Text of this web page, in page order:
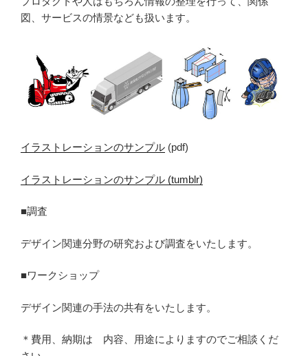
図、サービスの情景なども扱います。
イラストレーションのサンプル (pdf)
イラストレーションのサンプル (tumblr)
■調査
デザイン関連分野の研究および調査をいたします。
■ワークショップ
デザイン関連の手法の共有をいたします。
＊費用、納期は 内容、用途によりますのでご相談くだ